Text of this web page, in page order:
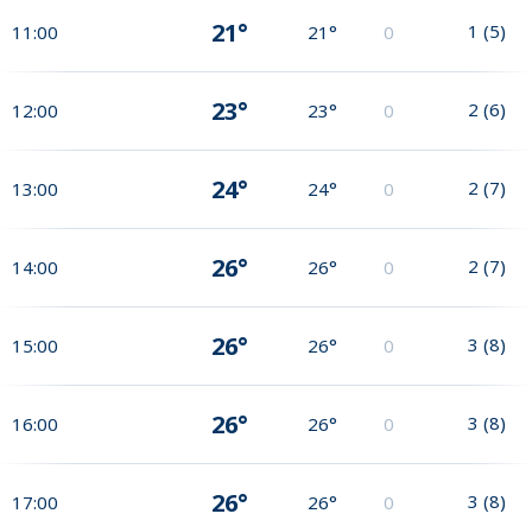
11:00 21° 21° 0 1 (5)
12:00 23° 23° 0 2 (6)
13:00 24° 24° 0 2 (7)
14:00 26° 26° 0 2 (7)
15:00 26° 26° 0 3 (8)
16:00 26° 26° 0 3 (8)
17:00 26° 26° 0 3 (8)